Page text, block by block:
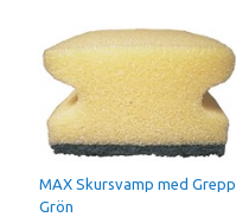
MAX Skursvamp med Grepp
Grön